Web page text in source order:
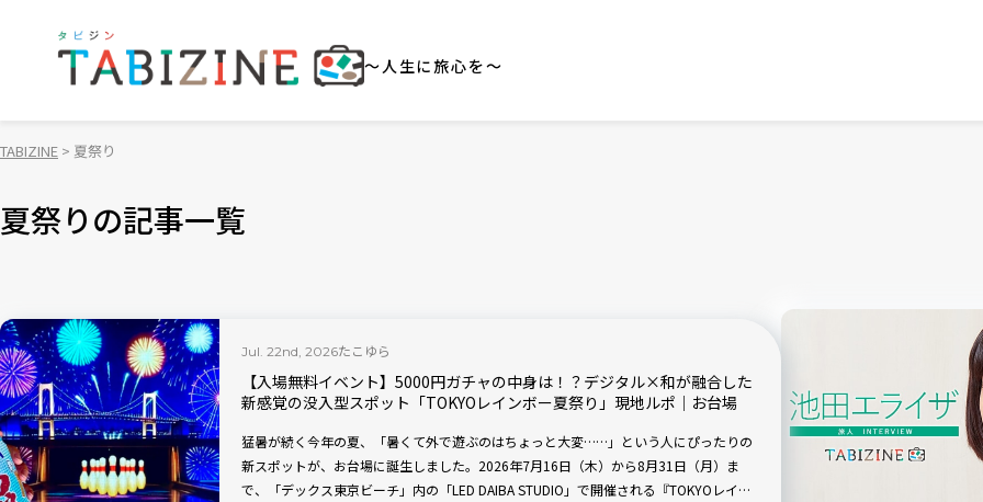
～人生に旅心を～
TABIZINE 夏祭り
夏祭りの記事一覧
Jul. 22nd, 2026たこゆら
【入場無料イベント】5000円ガチャの中身は！？デジタル×和が融合した
新感覚の没入型スポット「TOKYOレインボー夏祭り」現地ルポ｜お台場
猛暑が続く今年の夏、「暑くて外で遊ぶのはちょっと大変……」という人にぴったりの
新スポットが、お台場に誕生しました。2026年7月16日（木）から8月31日（月）ま
で、「デックス東京ビーチ」内の「LED DAIBA STUDIO」で開催される『TOKYOレイン